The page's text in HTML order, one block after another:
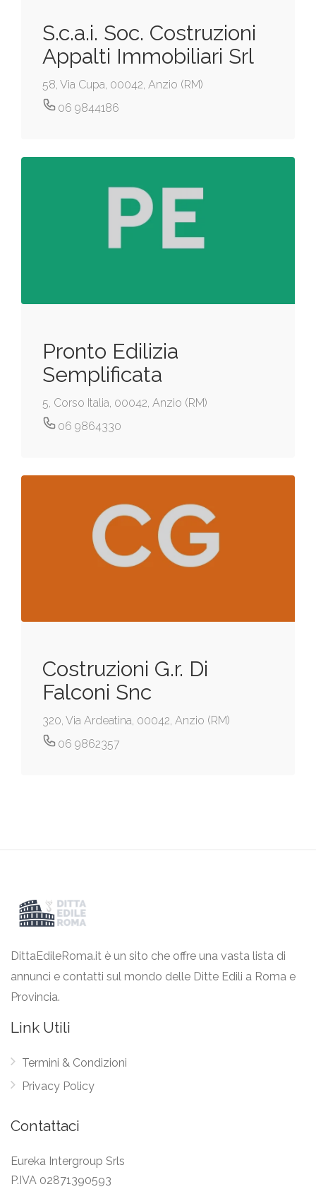
S.c.a.i. Soc. Costruzioni
Appalti Immobiliari Srl
58, Via Cupa, 00042, Anzio (RM)
06 9844186
Pronto Edilizia
Semplificata
5, Corso Italia, 00042, Anzio (RM)
06 9864330
Costruzioni G.r. Di
Falconi Snc
320, Via Ardeatina, 00042, Anzio (RM)
06 9862357
DittaEdileRoma.it è un sito che offre una vasta lista di
annunci e contatti sul mondo delle Ditte Edili a Roma e
Provincia.
Link Utili
Termini & Condizioni
Privacy Policy
Contattaci
Eureka Intergroup Srls
P.IVA 02871390593